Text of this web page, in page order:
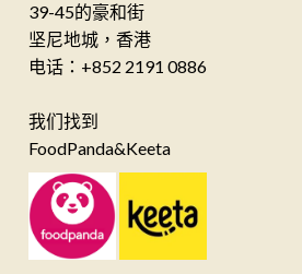
39-45的豪和街
坚尼地城，香港
电话：+852 2191 0886
我们找到
FoodPanda&Keeta